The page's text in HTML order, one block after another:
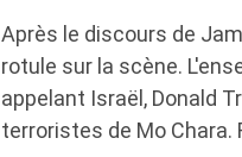
Après le discours de
rotule sur la scène.
appelant Israël, Donald
terroristes de Mo Chara.